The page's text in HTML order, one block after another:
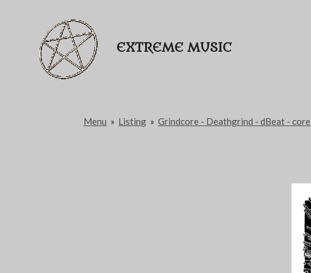
contenu
principal
EXTREME MUSIC
Menu » Listing » Grindcore - Deathgrind - dBeat - core